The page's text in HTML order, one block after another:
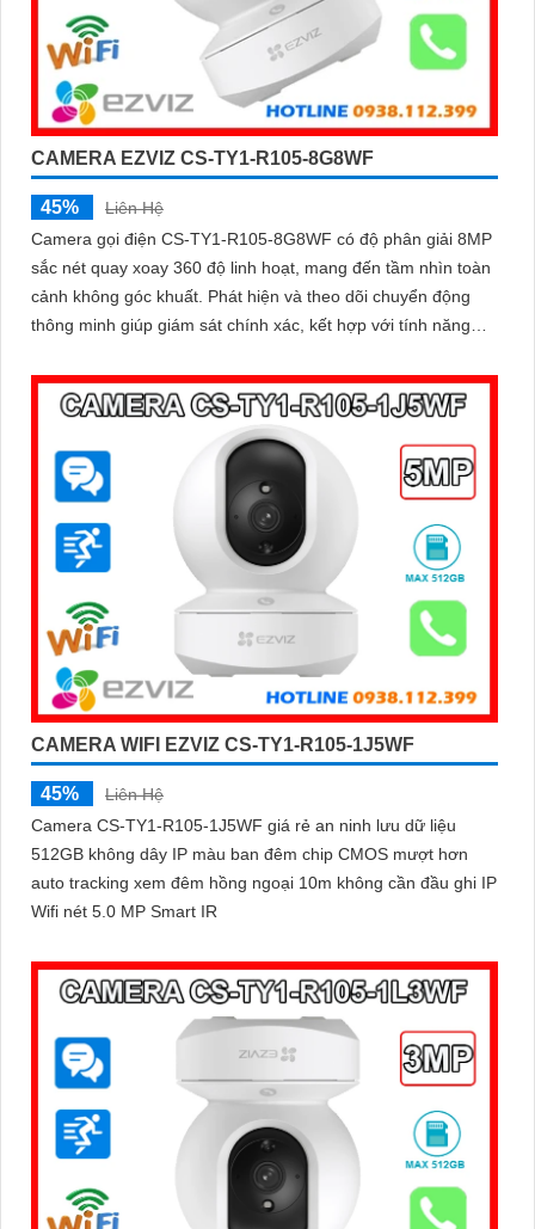
CAMERA EZVIZ CS-TY1-R105-8G8WF
45%
Liên Hệ
Camera gọi điện CS-TY1-R105-8G8WF có độ phân giải 8MP
sắc nét quay xoay 360 độ linh hoạt, mang đến tầm nhìn toàn
cảnh không góc khuất. Phát hiện và theo dõi chuyển động
thông minh giúp giám sát chính xác, kết hợp với tính năng
CAMERA WIFI EZVIZ CS-TY1-R105-1J5WF
45%
Liên Hệ
Camera CS-TY1-R105-1J5WF giá rẻ an ninh lưu dữ liệu
512GB không dây IP màu ban đêm chip CMOS mượt hơn
auto tracking xem đêm hồng ngoại 10m không cần đầu ghi IP
Wifi nét 5.0 MP Smart IR